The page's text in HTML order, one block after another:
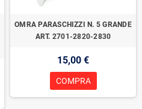
OMRA PARASCHIZZI N. 5 GRANDE
ART. 2701-2820-2830
15,00 €
COMPRA